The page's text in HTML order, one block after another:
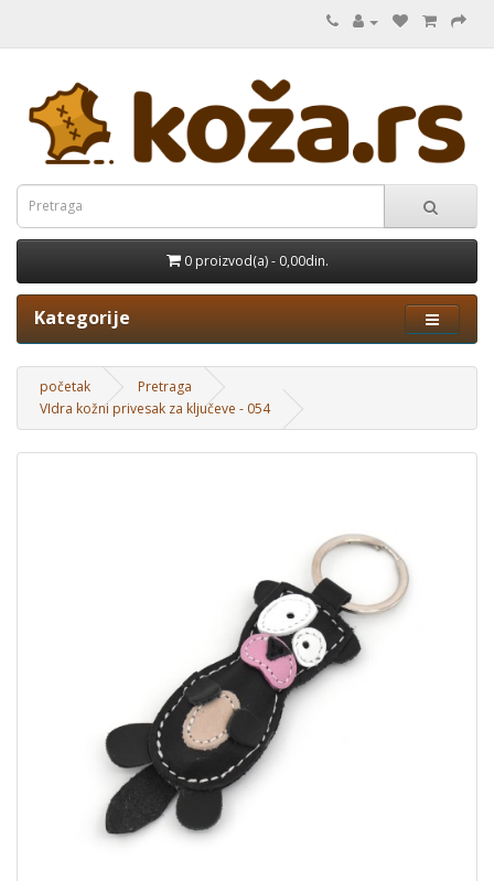
0 proizvod(a) - 0,00din.
Kategorije
početak
Pretraga
VIdra kožni privesak za ključeve - 054